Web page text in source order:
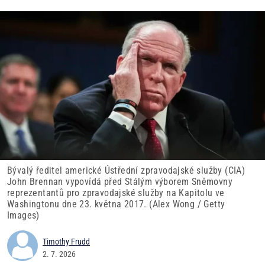
Bývalý ředitel americké Ústřední zpravodajské služby (CIA)
John Brennan vypovídá před Stálým výborem Sněmovny
reprezentantů pro zpravodajské služby na Kapitolu ve
Washingtonu dne 23. května 2017. (Alex Wong / Getty
Images)
Timothy Frudd
2. 7. 2026